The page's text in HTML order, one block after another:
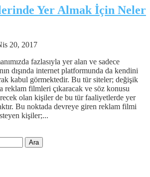
Yer Almak İçin Neler
20, 2017
fazlasıyla yer alan ve sadece
dışında internet platformunda da kendini
kabul görmektedir. Bu tür siteler; değişik
reklam filmleri çıkaracak ve söz konusu
olan kişiler de bu tür faaliyetlerde yer
Bu noktada devreye giren reklam filmi
kişiler;...